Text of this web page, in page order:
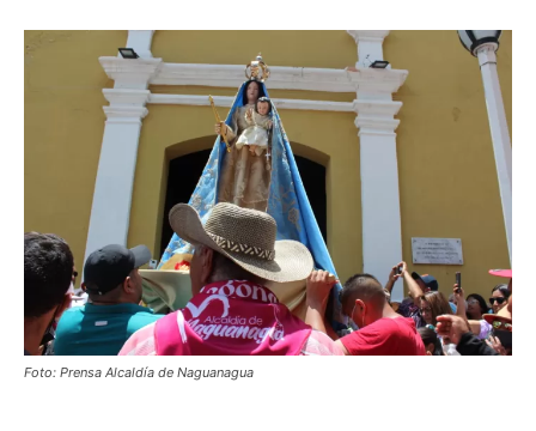
Foto: Prensa Alcaldía de Naguanagua